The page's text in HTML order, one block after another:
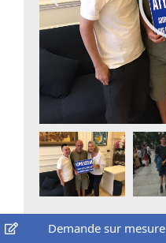
Demande sur mesure